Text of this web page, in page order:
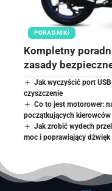
PORADNIKI
Kompletny
zasady
Jak wyczyścić port
czyszczenie
Co to jest motorower:
początkujących kierowców
Jak zrobić wydech
moc i poprawiający dźwięk